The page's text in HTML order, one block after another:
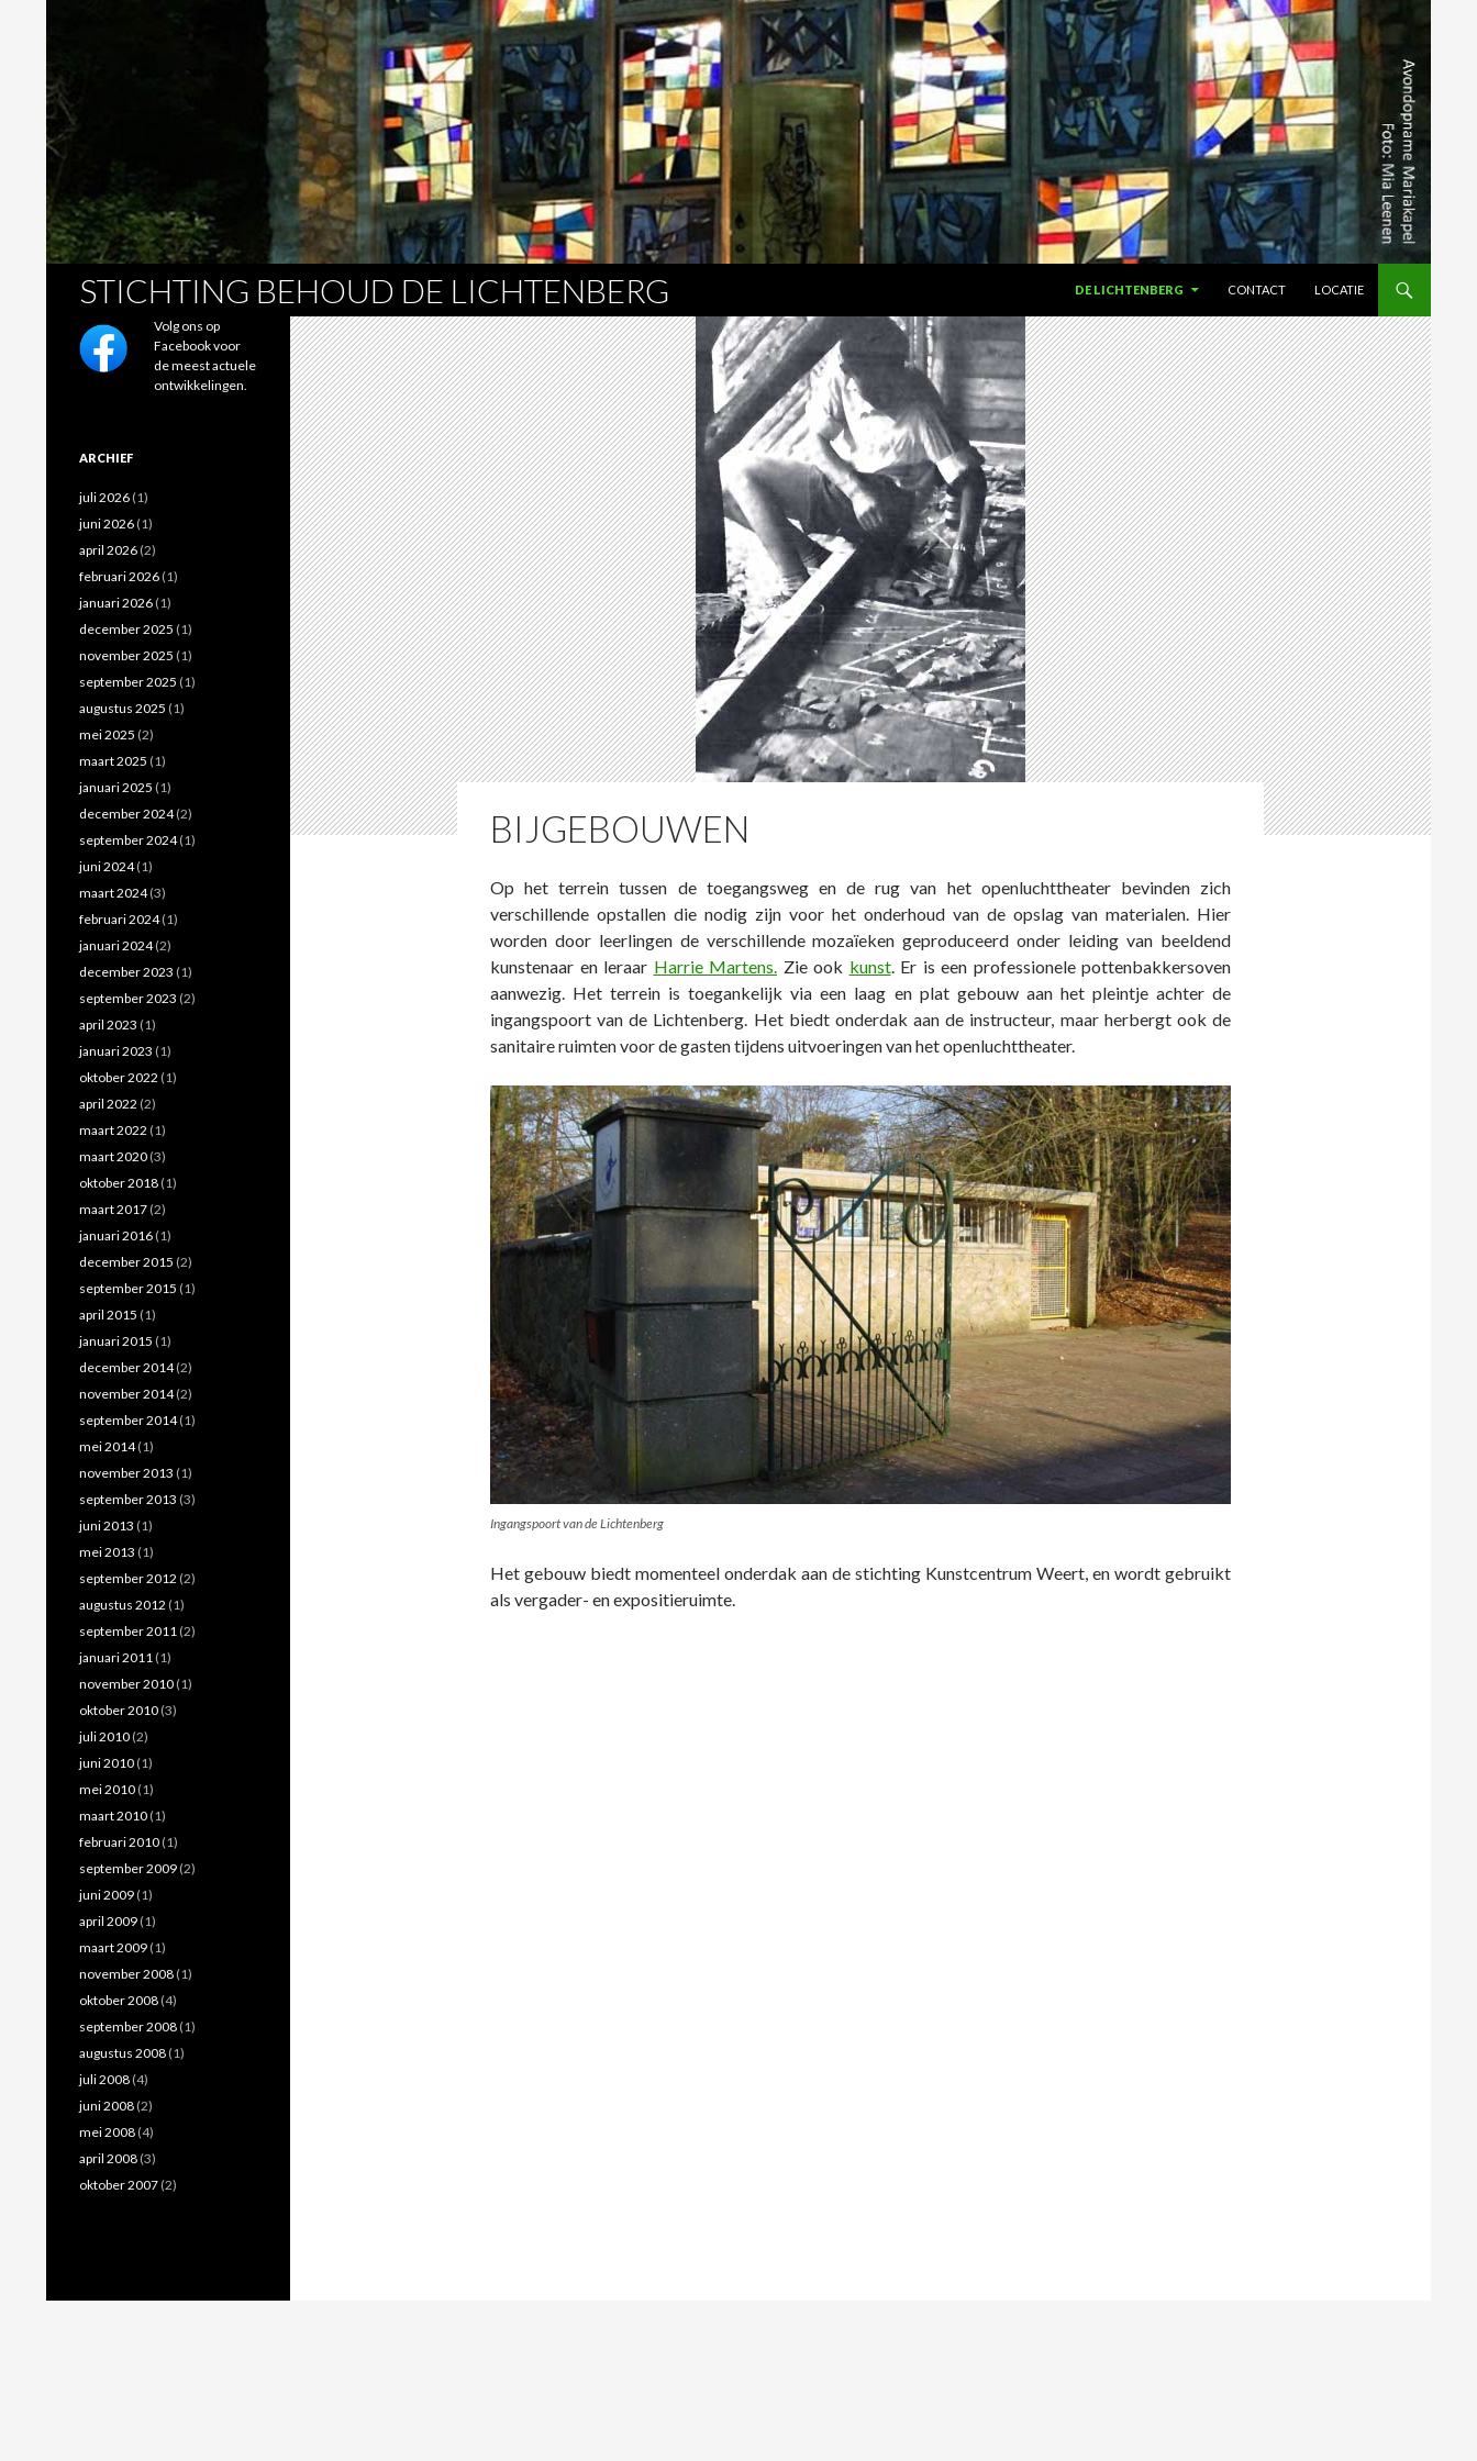
STICHTING BEHOUD DE LICHTENBERG
Zoeken
DE LICHTENBERG
CONTACT LOCATIE
BIJGEBOUWEN
Op het terrein tussen de toegangsweg en de rug van het openluchttheater bevinden zich
verschillende opstallen die nodig zijn voor het onderhoud van de opslag van materialen. Hier
worden door leerlingen de verschillende mozaïeken geproduceerd onder leiding van beeldend
kunstenaar en leraar Harrie Martens. Zie ook kunst. Er is een professionele pottenbakkersoven
aanwezig. Het terrein is toegankelijk via een laag en plat gebouw aan het pleintje achter de
ingangspoort van de Lichtenberg. Het biedt onderdak aan de instructeur, maar herbergt ook de
sanitaire ruimten voor de gasten tijdens uitvoeringen van het openluchttheater.
Ingangspoort van de Lichtenberg
Het gebouw biedt momenteel onderdak aan de stichting Kunstcentrum Weert, en wordt gebruikt
als vergader- en expositieruimte.
Volg ons op
Facebook voor
de meest actuele
ontwikkelingen.
ARCHIEF
juli 2026 (1)
juni 2026 (1)
april 2026 (2)
februari 2026 (1)
januari 2026 (1)
december 2025 (1)
november 2025 (1)
september 2025 (1)
augustus 2025 (1)
mei 2025 (2)
maart 2025 (1)
januari 2025 (1)
december 2024(2)
september 2024(1)
juni 2024(1)
maart 2024(3)
februari 2024(1)
januari 2024(2)
december 2023 (1)
september 2023 (2)
april 2023 (1)
januari 2023 (1)
oktober 2022 (1)
april 2022 (2)
maart 2022 (1)
maart 2020 (3)
oktober 2018 (1)
maart 2017 (2)
januari 2016 (1)
december 2015 (2)
september 2015 (1)
april 2015 (1)
januari 2015 (1)
december 2014(2)
november 2014(2)
september 2014(1)
mei 2014(1)
november 2013 (1)
september 2013 (3)
juni 2013 (1)
mei 2013 (1)
september 2012 (2)
augustus 2012 (1)
september 2011 (2)
januari 2011 (1)
november 2010 (1)
oktober 2010 (3)
juli 2010 (2)
juni 2010 (1)
mei 2010 (1)
maart 2010 (1)
februari 2010 (1)
september 2009 (2)
juni 2009 (1)
april 2009 (1)
maart 2009 (1)
november 2008 (1)
oktober 2008 (4)
september 2008 (1)
augustus 2008 (1)
juli 2008 (4)
juni 2008 (2)
mei 2008 (4)
april 2008 (3)
oktober 2007 (2)